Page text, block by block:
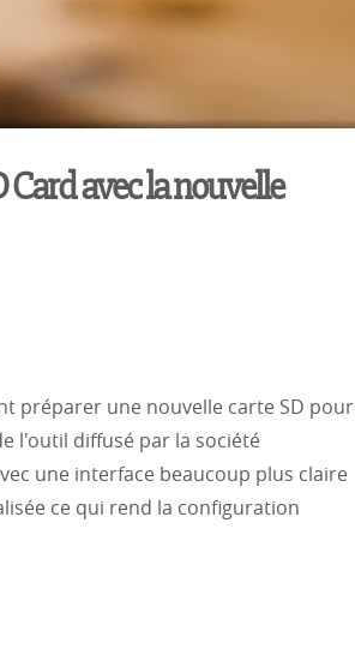
Card avec la nouvelle
préparer une nouvelle carte SD pour
l'outil diffusé par la société
une interface beaucoup plus claire
ce qui rend la configuration